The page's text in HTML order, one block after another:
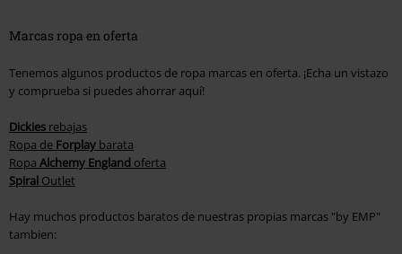
Marcas ropa en oferta
Tenemos algunos productos de ropa marcas en oferta. ¡Echa un vistazo
y comprueba si puedes ahorrar aquí!
Dickies rebajas
Ropa de Forplay barata
Ropa Alchemy England oferta
Spiral Outlet
Hay muchos productos baratos de nuestras propias marcas "by EMP"
tambien: